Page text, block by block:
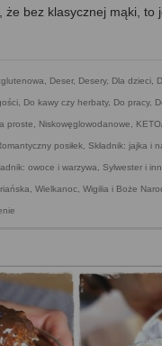
że bez klasycznej mąki, to
Deser, Desery, Dla dzieci
Do kawy czy herbaty, Do pracy,
proste Niskowęglowodanowe,
posiłek Składnik: jajka i
owoce i warzywa Sylwester i
Wielkanoc Wigilia i Boże